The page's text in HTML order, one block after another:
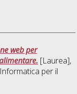
web per
[Laurea],
Informatica per il